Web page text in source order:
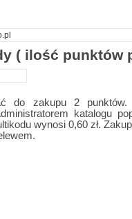
( ilość punktów
do zakupu 2
katalogu
wynosi 0,60 zł.